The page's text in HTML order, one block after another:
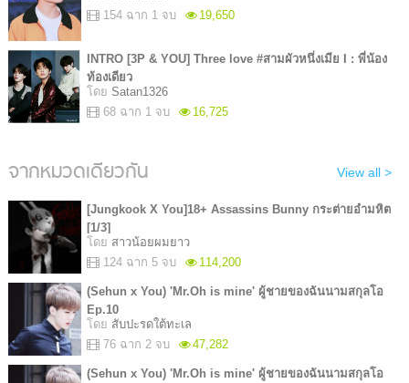
154 ฉาก 1 จบ
19,650
INTRO [3P & YOU] Three love #สามผัวหนึ่งเมีย I : พี่น้อง
ท้องเดียว
โดย Satan1326
68 ฉาก 1 จบ
16,725
จากหมวดเดียวกัน View all >
[Jungkook X You]18+ Assassins Bunny กระต่ายอำมหิต
[1/3]
โดย สาวน้อยผมยาว
124 ฉาก 5 จบ
114,200
(Sehun x You) 'Mr.Oh is mine' ผู้ชายของฉันนามสกุลโอ
Ep.10
โดย สับปะรดใต้ทะเล
76 ฉาก 2 จบ
47,282
(Sehun x You) 'Mr.Oh is mine' ผู้ชายของฉันนามสกุลโอ